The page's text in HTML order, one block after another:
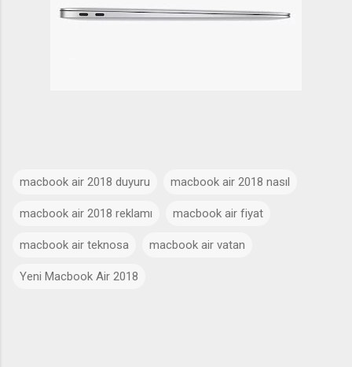
macbook air 2018 duyuru macbook air 2018 nasıl
macbook air 2018 reklamı macbook air fiyat
macbook air teknosa macbook air vatan
Yeni Macbook Air 2018